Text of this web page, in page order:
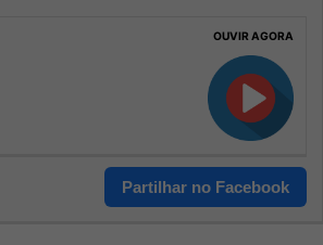
OUVIR AGORA
Partilhar no Facebook